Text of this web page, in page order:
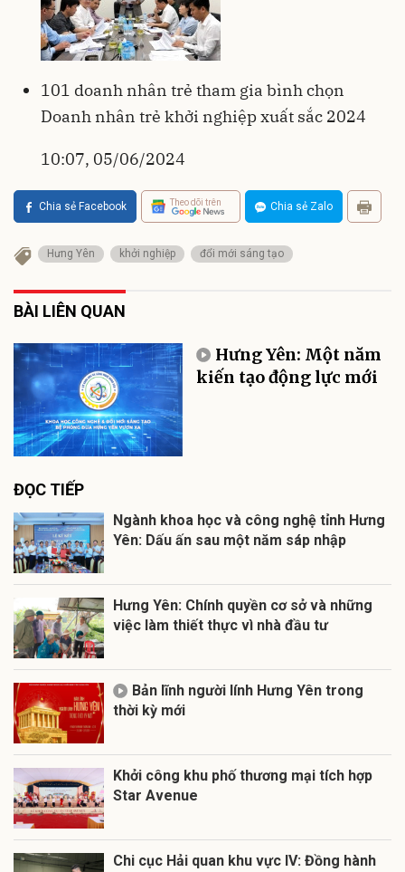
101 doanh nhân trẻ tham gia bình chọn
Doanh nhân trẻ khởi nghiệp xuất sắc 2024
10:07, 05/06/2024
Chia sẻ Facebook Theo dõi trên Chia sẻ Zalo
Hưng Yên khởi nghiệp đổi mới sáng tạo
BÀI LIÊN QUAN
Hưng Yên: Một năm
kiến tạo động lực mới
ĐỌC TIẾP
Ngành khoa học và công nghệ tỉnh Hưng
Yên: Dấu ấn sau một năm sáp nhập
Hưng Yên: Chính quyền cơ sở và những
việc làm thiết thực vì nhà đầu tư
Bản lĩnh người lính Hưng Yên trong
thời kỳ mới
Khởi công khu phố thương mại tích hợp
Star Avenue
Chi cục Hải quan khu vực IV: Đồng hành